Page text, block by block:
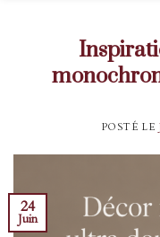
POSTÉ LE
24
Juin